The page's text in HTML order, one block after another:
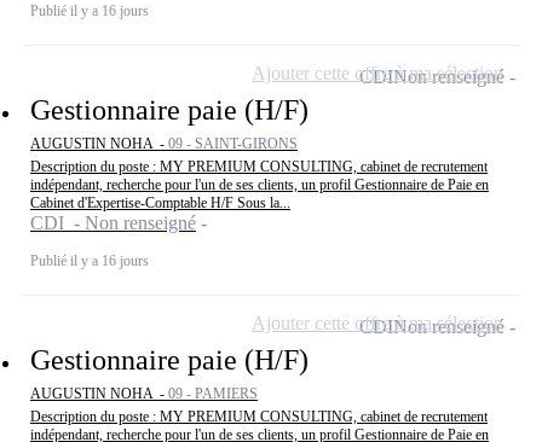
Publié il y a 16 jours
Gestionnaire paie (H/F)
AUGUSTIN NOHA - 09 - SAINT-GIRONS
Description du poste : MY PREMIUM CONSULTING, cabinet de recrutement
indépendant, recherche pour l'un de ses clients, un profil Gestionnaire de Paie en
Cabinet d'Expertise-Comptable H/F Sous la...
CDI - Non renseigné
Publié il y a 16 jours
CDINon renseigné
Ajouter cette offre à ma sélection
Gestionnaire paie (H/F)
AUGUSTIN NOHA - 09 - PAMIERS
Description du poste : MY PREMIUM CONSULTING, cabinet de recrutement
indépendant, recherche pour l'un de ses clients, un profil Gestionnaire de Paie en
CDINon renseigné
Ajouter cette offre à ma sélection